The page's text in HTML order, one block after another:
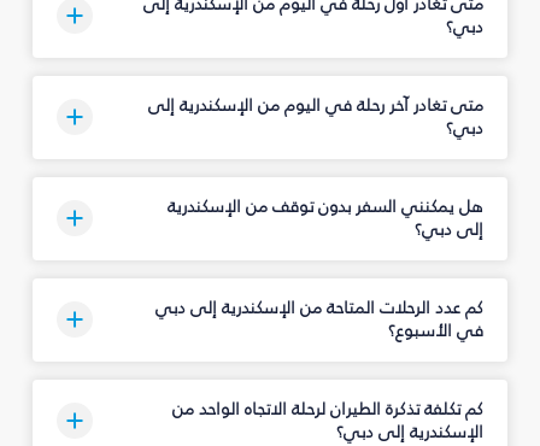
دبي؟
متى تغادر آخر رحلة في اليوم من الإسكندرية إلى
دبي؟
هل يمكنني السفر بدون توقف من الإسكندرية
إلى دبي؟
كم عدد الرحلات المتاحة من الإسكندرية إلى دبي
في الأسبوع؟
كم تكلفة تذكرة الطيران لرحلة الاتجاه الواحد من
الإسكندرية إلى دبي؟